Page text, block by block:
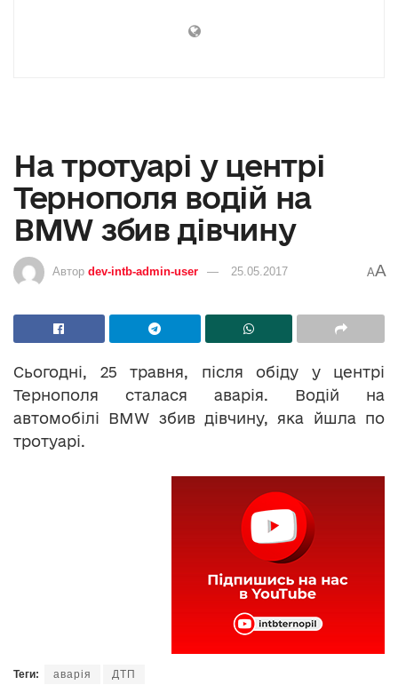
На тротуарі у центрі
Тернополя водій на
BMW збив дівчину
Автор dev-intb-admin-user 25.05.2017 AA
Сьогодні, 25 травня, після обіду у центрі
Тернополя сталася аварія. Водій на
автомобілі BMW збив дівчину, яка йшла по
тротуарі.
Теги: аварія ДТП